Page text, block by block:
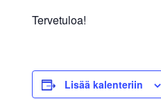
Tervetuloa!
Lisää kalenteriin